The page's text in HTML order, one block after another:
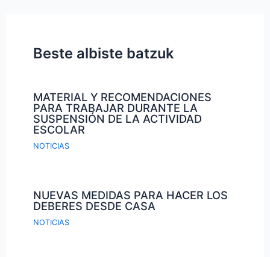
Beste albiste batzuk
MATERIAL Y RECOMENDACIONES
PARA TRABAJAR DURANTE LA
SUSPENSIÓN DE LA ACTIVIDAD
ESCOLAR
NOTICIAS
NUEVAS MEDIDAS PARA HACER LOS
DEBERES DESDE CASA
NOTICIAS